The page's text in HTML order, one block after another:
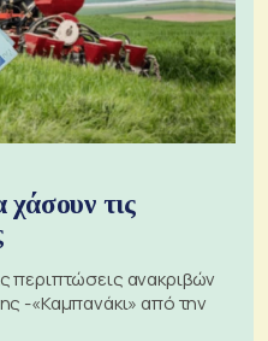
χάσουν τις
περιπτώσεις ανακριβών
-«Καμπανάκι» από την